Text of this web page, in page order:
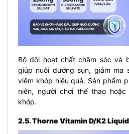
Bộ đôi hoạt chất chăm sóc và
giúp nuôi dưỡng sụn, giảm ma
viêm khớp hiệu quả. Sản phẩm
niên, người chơi thể thao
khớp.
2.5. Thorne Vitamin D/K2 Liquid